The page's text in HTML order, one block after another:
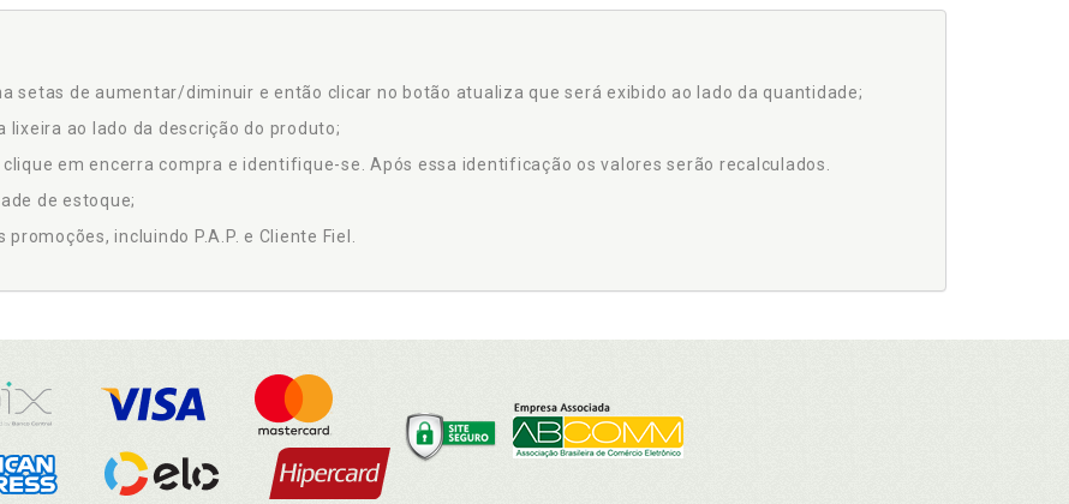
setas de aumentar/diminuir e então clicar no botão atualiza que será exibido ao lado da quantidade;
ao lado da descrição do produto;
em encerra compra e identifique-se. Após essa identificação os valores serão recalculados.
de estoque;
incluindo P.A.P. e Cliente Fiel.